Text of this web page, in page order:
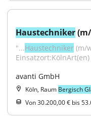
Haustechniker
"...Haustechniker (m/
avanti GmbH
Köln, Raum Bergisch
Von 30.200,00 € bis